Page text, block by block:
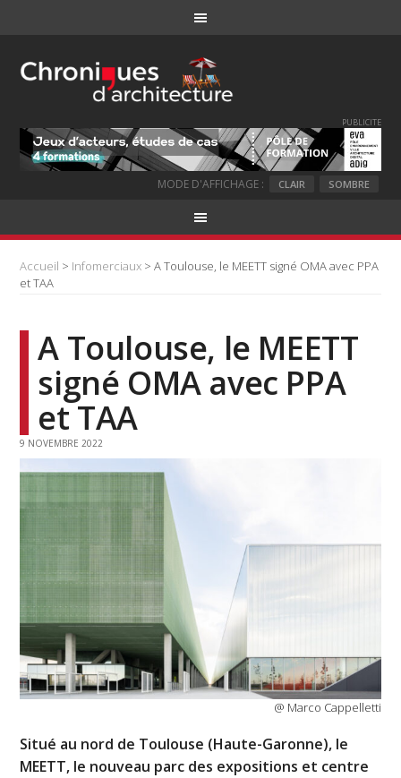
PUBLICITE
MODE D'AFFICHAGE : CLAIR SOMBRE
Accueil > Infomerciaux > A Toulouse, le MEETT signé OMA avec PPA
et TAA
A Toulouse, le MEETT
signé OMA avec PPA
et TAA
9 NOVEMBRE 2022
@ Marco Cappelletti
Situé au nord de Toulouse (Haute-Garonne), le
MEETT, le nouveau parc des expositions et centre